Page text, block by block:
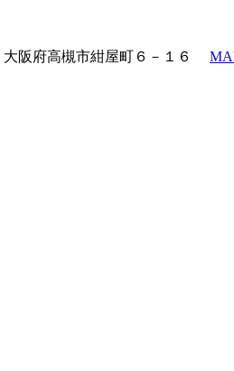
大阪府高槻市紺屋町６－１６